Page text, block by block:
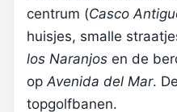
centrum (Casco
huisjes, smalle
los Naranjos en de
op Avenida del Mar.
topgolfbanen.